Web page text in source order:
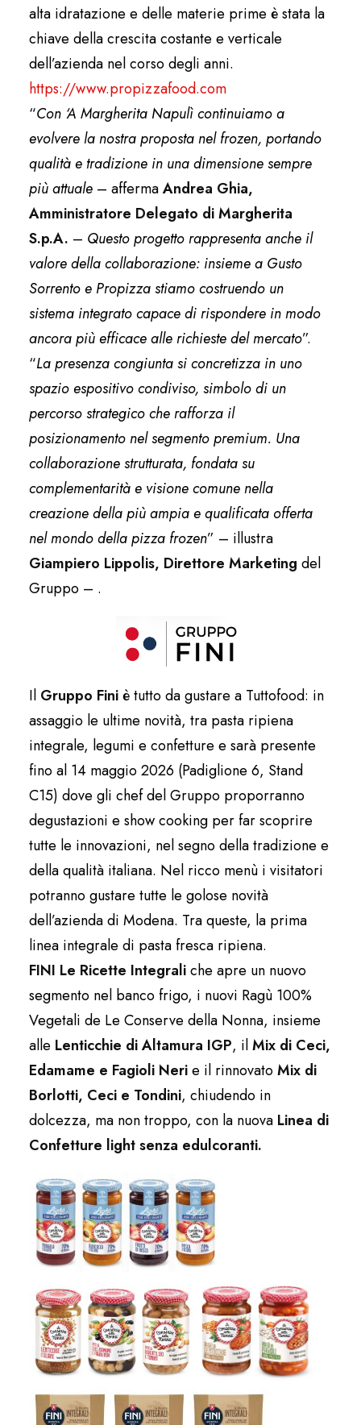
alta idratazione e delle materie prime è stata la
chiave della crescita costante e verticale
dell’azienda nel corso degli anni.
https://www.propizzafood.com
“Con ‘A Margherita Napulì continuiamo a
evolvere la nostra proposta nel frozen, portando
qualità e tradizione in una dimensione sempre
più attuale – affermaAndrea Ghia,
Amministratore Delegato di Margherita
S.p.A. – Questo progetto rappresenta anche il
valore della collaborazione: insieme a Gusto
Sorrento e Propizza stiamo costruendo un
sistema integrato capace di rispondere in modo
ancora più efficace alle richieste del mercato”.
“La presenza congiunta si concretizza in uno
spazio espositivo condiviso, simbolo di un
percorso strategico che rafforza il
posizionamento nel segmento premium. Una
collaborazione strutturata, fondata su
complementarità e visione comune nella
creazione della più ampia e qualificata offerta
nel mondo della pizza frozen” – illustra
Giampiero Lippolis, Direttore Marketing del
Gruppo – .
Il Gruppo Finiè tutto da gustare a Tuttofood: in
assaggio le ultime novità, tra pasta ripiena
integrale, legumi e confetture e sarà presente
fino al 14 maggio 2026 (Padiglione 6, Stand
C15) dove gli chef del Gruppo proporranno
degustazioni e show cooking per far scoprire
tutte le innovazioni, nel segno della tradizione e
della qualità italiana. Nel ricco menù i visitatori
potranno gustare tutte le golose novità
dell’azienda di Modena. Tra queste, la prima
linea integrale di pasta fresca ripiena.
FINI Le Ricette Integraliche apre un nuovo
segmento nel banco frigo, i nuovi Ragù 100%
Vegetali de Le Conserve della Nonna, insieme
alle Lenticchie di Altamura IGP, ilMix di Ceci,
Edamame e Fagioli Nerie il rinnovatoMix di
Borlotti, Ceci e Tondini, chiudendo in
dolcezza, ma non troppo, con la nuova Linea di
Confetture light senza edulcoranti.